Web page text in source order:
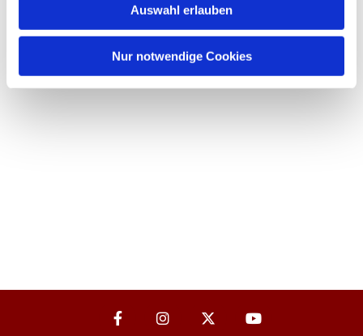
Auswahl erlauben
Nur notwendige Cookies